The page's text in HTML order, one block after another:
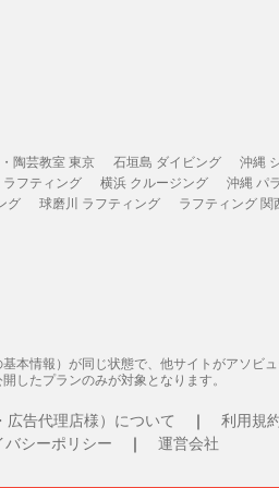
陶芸教室 東京 石垣島 ダイビング
沖縄
ラフティング 横浜 クルージング
沖縄 パ
グ 球磨川 ラフティング ラフティング 関
本情報）が同じ状態で、他サイトがアソビ
したプランのみが対象となります。
告代理店様）について
利用規
バシーポリシー 運営会社